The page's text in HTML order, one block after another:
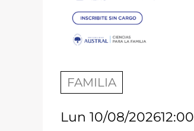
FAMILIA
Lun 10/08/202612:00